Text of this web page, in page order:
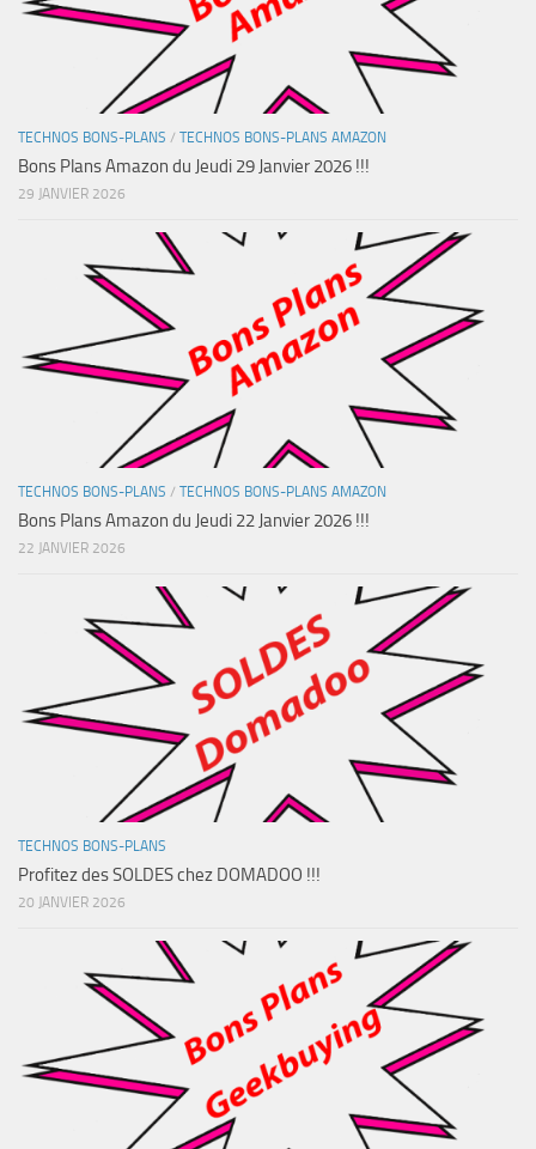
TECHNOS BONS-PLANS / TECHNOS BONS-PLANS AMAZON
Bons Plans Amazon du Jeudi 29 Janvier 2026 !!!
29 JANVIER 2026
TECHNOS BONS-PLANS / TECHNOS BONS-PLANS AMAZON
Bons Plans Amazon du Jeudi 22 Janvier 2026 !!!
22 JANVIER 2026
TECHNOS BONS-PLANS
Profitez des SOLDES chez DOMADOO !!!
20 JANVIER 2026